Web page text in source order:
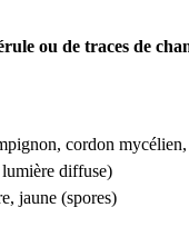
ou de traces de
cordon mycélien,
diffuse)
jaune (spores)